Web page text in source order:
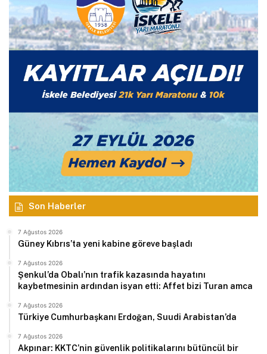
Son Haberler
7 Ağustos 2026
Güney Kıbrıs’ta yeni kabine göreve başladı
7 Ağustos 2026
Şenkul’da Obalı’nın trafik kazasında hayatını
kaybetmesinin ardından isyan etti: Affet bizi Turan amca
7 Ağustos 2026
Türkiye Cumhurbaşkanı Erdoğan, Suudi Arabistan’da
7 Ağustos 2026
Akpınar: KKTC’nin güvenlik politikalarını bütüncül bir